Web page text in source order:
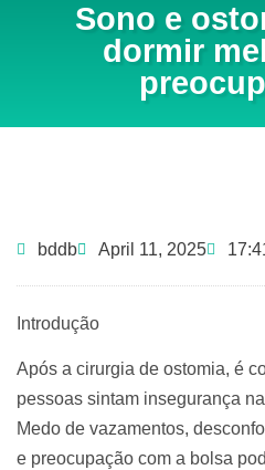
Sono e
dormir
bddb April 11, 2025
Introdução
Após a cirurgia de ostomia, é
pessoas sintam insegurança
Medo de vazamentos,
e preocupação com a bolsa